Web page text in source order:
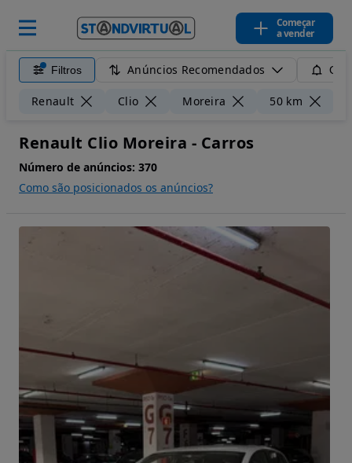
Começar
a vender
Filtros Anúncios Recomendados
Renault Clio Moreira 50 km
Renault Clio Moreira - Carros
Número de anúncios: 370
Como são posicionados os anúncios?